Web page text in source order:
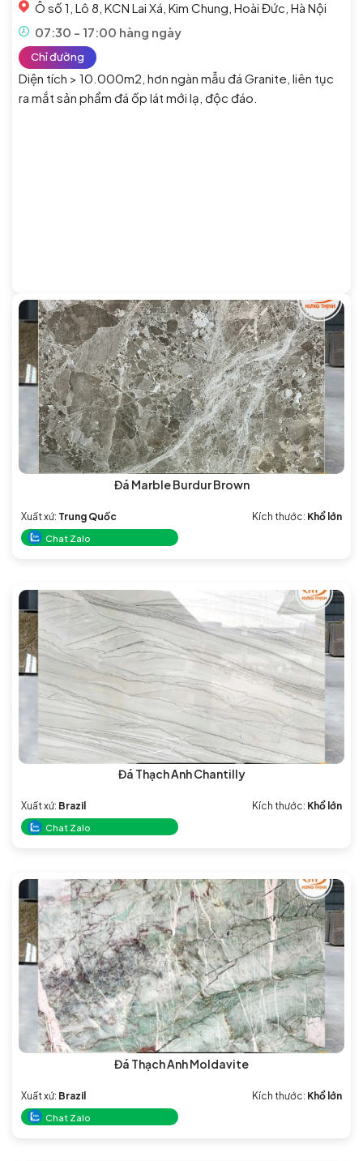
Ô số 1, Lô 8, KCN Lai Xá, Kim Chung, Hoài Đức, Hà Nội
07:30 - 17:00 hàng ngày
Chỉ đường
Diện tích > 10.000m2, hơn ngàn mẫu đá Granite, liên tục
ra mắt sản phẩm đá ốp lát mới lạ, độc đáo.
Đá Marble Burdur Brown
Xuất xứ: Trung Quốc Kích thước: Khổ lớn
Chat Zalo
Đá Thạch Anh Chantilly
Xuất xứ: Brazil Kích thước: Khổ lớn
Chat Zalo
Đá Thạch Anh Moldavite
Xuất xứ: Brazil Kích thước: Khổ lớn
Chat Zalo